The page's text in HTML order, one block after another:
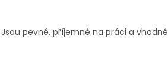
pevné, příjemné na práci a vhodné